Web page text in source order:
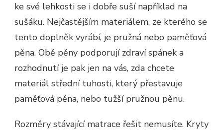
ke své lehkosti se i dobře suší například na
sušáku. Nejčastějším materiálem, ze kterého se
tento doplněk vyrábí, je pružná nebo paměťová
pěna. Obě pěny podporují zdraví spánek a
rozhodnutí je pak jen na vás, zda chcete
materiál střední tuhosti, který přestavuje
paměťová pěna, nebo tužší pružnou pěnu.
Rozměry stávající matrace řešit nemusíte. Kryty